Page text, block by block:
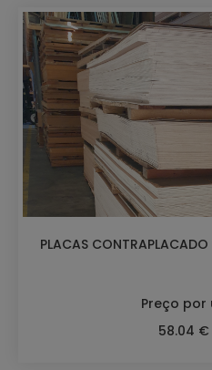
PLACAS
Preço por
58.04